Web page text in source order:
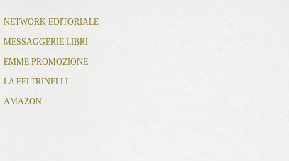
NETWORK EDITORIALE
MESSAGGERIE LIBRI
EMME PROMOZIONE
LA FELTRINELLI
AMAZON